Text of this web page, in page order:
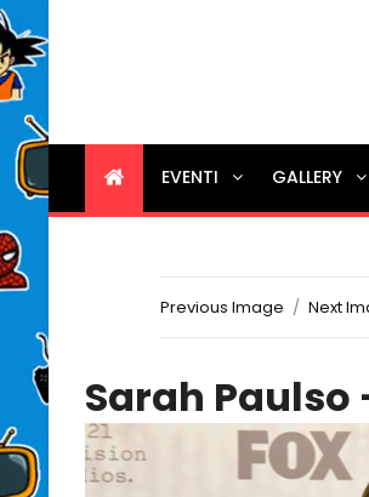
EVENTI GALLERY
Previous Image Next
Sarah Paulso